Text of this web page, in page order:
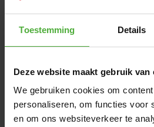
Toestemming Details
Deze website maakt gebruik van
We gebruiken cookies om
personaliseren, om functies voor
en om ons websiteverkeer te
Sind Asphalt und Beton nichts für
unerforschten Orte? Dann
folgenden Geländemodelle: Jeep®
ABMESSUNGEN UND
Produktname